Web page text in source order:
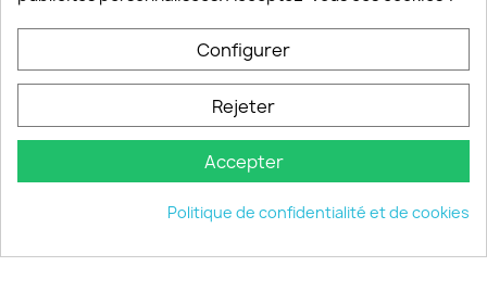
keyboard_arrow_down
© 2026 - choisistacoque.com
Configurer
Rejeter
Accepter
Politique de confidentialité et de cookies